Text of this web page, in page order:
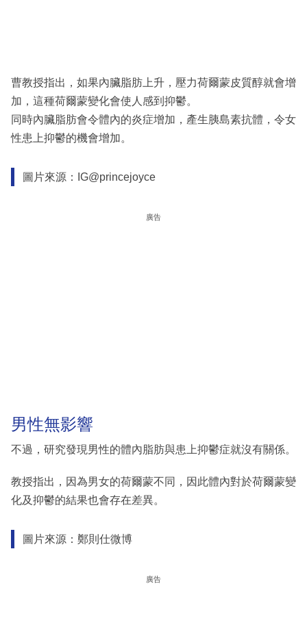
曹教授指出，如果內臟脂肪上升，壓力荷爾蒙皮質醇就會增
加，這種荷爾蒙變化會使人感到抑鬱。
同時內臟脂肪會令體內的炎症增加，產生胰島素抗體，令女
性患上抑鬱的機會增加。
圖片來源：IG@princejoyce
廣告
男性無影響
不過，研究發現男性的體內脂肪與患上抑鬱症就沒有關係。
教授指出，因為男女的荷爾蒙不同，因此體內對於荷爾蒙變
化及抑鬱的結果也會存在差異。
圖片來源：鄭則仕微博
廣告